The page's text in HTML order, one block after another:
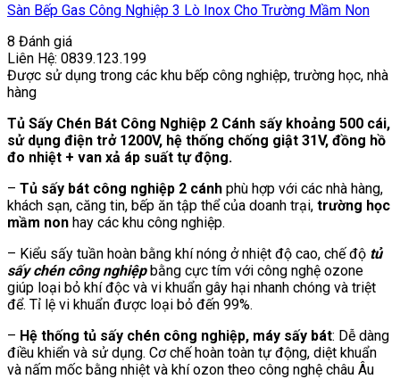
Sàn Bếp Gas Công Nghiệp 3 Lò Inox Cho Trường Mầm Non
8 Đánh giá
Liên Hệ: 0839.123.199
Được sử dụng trong các khu bếp công nghiệp, trường học, nhà
hàng
Tủ Sấy Chén Bát Công Nghiệp 2 Cánh sấy khoảng 500 cái,
sử dụng điện trở 1200V, hệ thống chống giật 31V, đồng hồ
đo nhiệt + van xả áp suất tự động.
– Tủ sấy bát công nghiệp 2 cánh phù hợp với các nhà hàng,
khách sạn, căng tin, bếp ăn tập thể của doanh trại, trường học
mầm non hay các khu công nghiệp.
– Kiểu sấy tuần hoàn bằng khí nóng ở nhiệt độ cao, chế độ tủ
sấy chén công nghiệpbằng cực tím với công nghệ ozone
giúp loại bỏ khí độc và vi khuẩn gây hại nhanh chóng và triệt
để. Tỉ lệ vi khuẩn được loại bỏ đến 99%.
– Hệ thống tủ sấy chén công nghiệp, máy sấy bát: Dễ dàng
điều khiển và sử dụng. Cơ chế hoàn toàn tự động, diệt khuẩn
và nấm mốc bằng nhiệt và khí ozon theo công nghệ châu Âu